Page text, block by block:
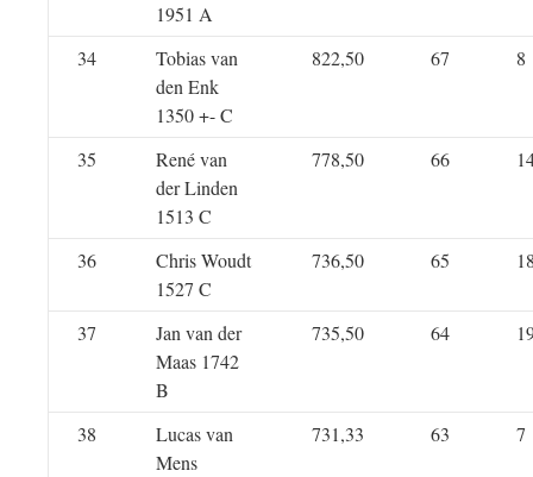
1951 A
34
Tobias van
den Enk
1350 +- C
822,50 67 8
35
René van
der Linden
1513 C
778,50 66
36
Chris Woudt
1527 C
736,50 65
37
Jan van der
Maas 1742
B
735,50 64
38
Lucas van
Mens
731,33 63 7